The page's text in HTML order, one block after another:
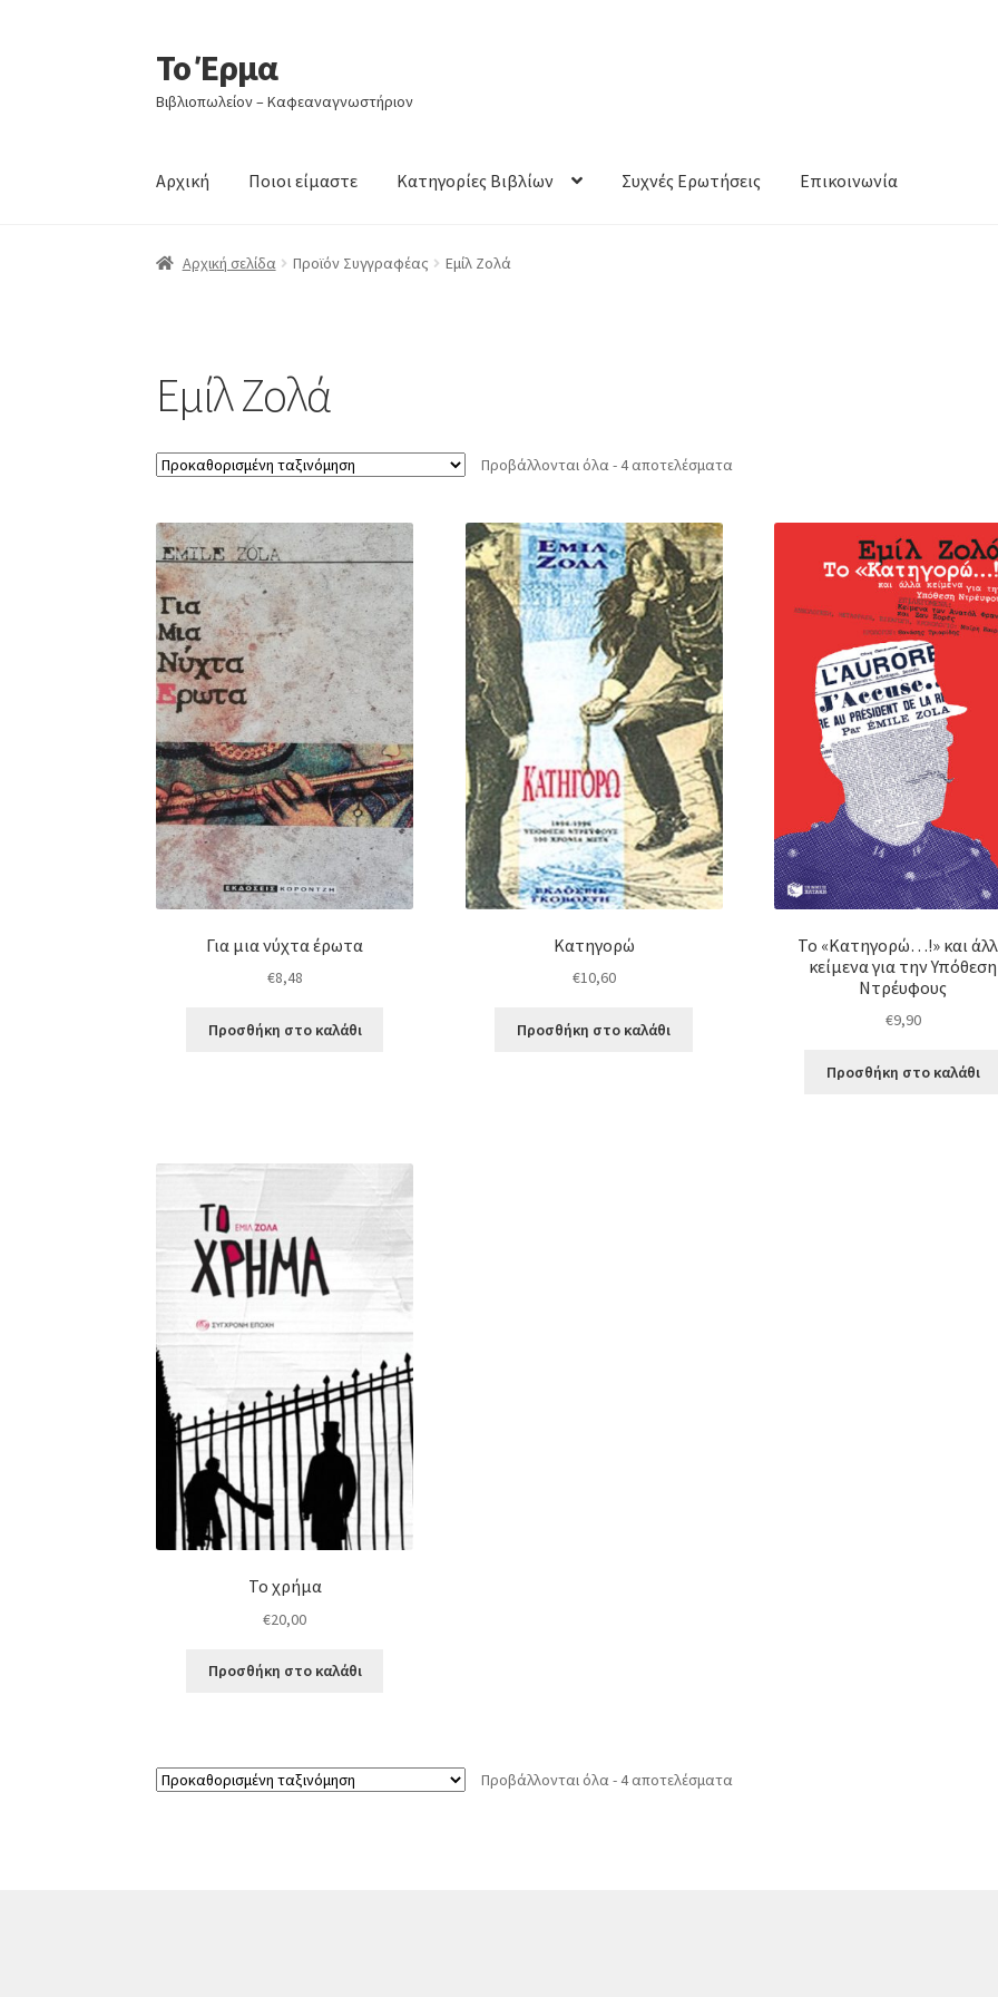
Απευθείας
μετάβαση
στην
Μετάβαση
σε
περιεχόμενο
Το Έρμα
Βιβλιοπωλείον – Καφεαναγνωστήριον
Αρχική Ποιοι είμαστε Κατηγορίες Βιβλίων Συχνές Ερωτήσεις Επικοινωνία
Αρχική σελίδα Προϊόν Συγγραφέας Εμίλ Ζολά
Εμίλ Ζολά
Προβάλλονται όλα - 4 αποτελέσματα
Για μια νύχτα έρωτα
€8,48
Προσθήκη στο καλάθι
Κατηγορώ
€10,60
Προσθήκη στο καλάθι
Το «Κατηγορώ…!» και
κείμενα για την Υπόθεση
Ντρέυφους
€9,90
Προσθήκη στο καλάθι
Το χρήμα
€20,00
Προσθήκη στο καλάθι
Προβάλλονται όλα - 4 αποτελέσματα